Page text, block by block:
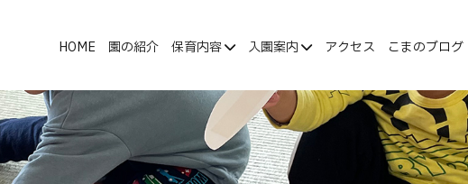
HOME 園の紹介 保育内容 入園案内 アクセス こまのブログ